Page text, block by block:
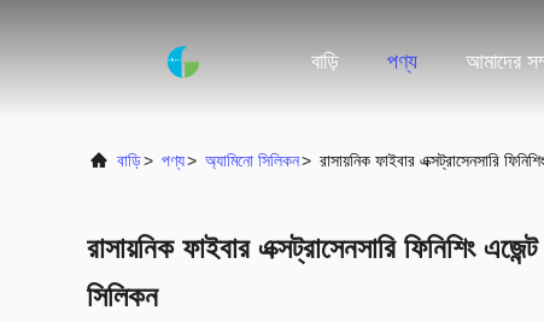
বাড়ি পণ্য আমাদের
বাড়ি> পণ্য> অ্যামিনো সিলিকন> রাসায়নিক ফাইবার এক্সট্রাসেনসারি
রাসায়নিক ফাইবার এক্সট্রাসেনসারি ফিনিশিং
সিলিকন